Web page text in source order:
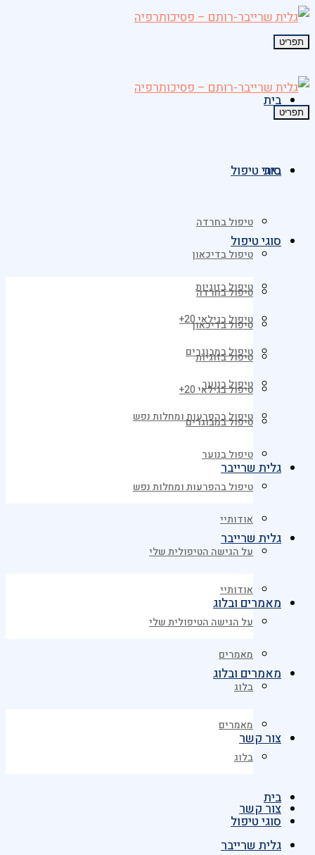
תפריט
בית
סוגי טיפול
טיפול בחרדה
טיפול בדיכאון
טיפול בזוגיות
טיפול בגילאי 20+
טיפול במבוגרים
טיפול בנוער
טיפול בהפרעות ומחלות נפש
גלית שרייבר
אודותיי
על הגישה הטיפולית שלי
מאמרים ובלוג
מאמרים
בלוג
צור קשר
בית
סוגי טיפול
גלית שרייבר
תפריט
בית
סוגי טיפול
טיפול בחרדה
טיפול בדיכאון
טיפול בזוגיות
טיפול בגילאי 20+
טיפול במבוגרים
טיפול בנוער
טיפול בהפרעות ומחלות נפש
גלית שרייבר
אודותיי
על הגישה הטיפולית שלי
מאמרים ובלוג
מאמרים
בלוג
צור קשר